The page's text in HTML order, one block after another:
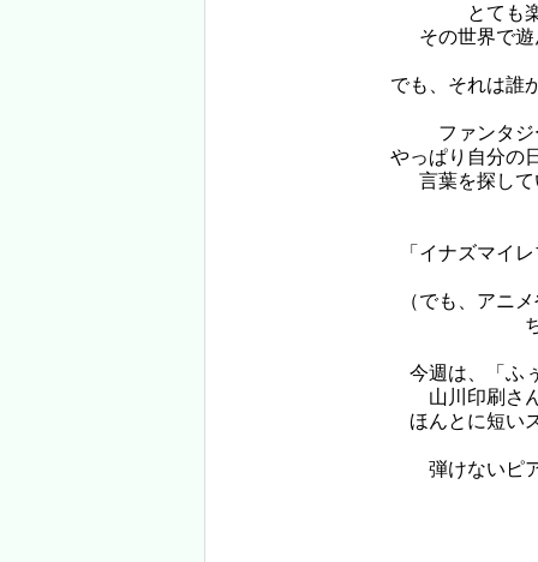
とても
その世界で
でも、それは誰
ファンタ
やっぱり自分の
言葉を探し
「イナズマイ
（でも、アニ
今週は、「ふ
山川印刷さ
ほんとに短い
弾けないピ